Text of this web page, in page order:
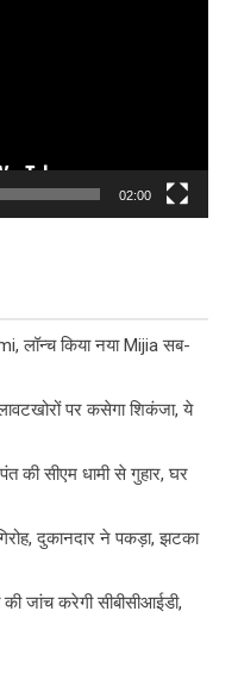
02:00
लॉन्च किया नया Mijia सब-
पर कसेगा शिकंजा, ये
सीएम धामी से गुहार, घर
दुकानदार ने पकड़ा, झटका
की जांच करेगी सीबीसीआईडी,